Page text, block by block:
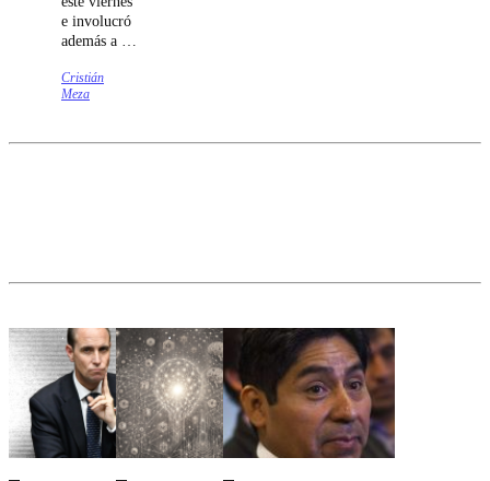
Barcelona.e involucró
además a un
Cristián
Meza